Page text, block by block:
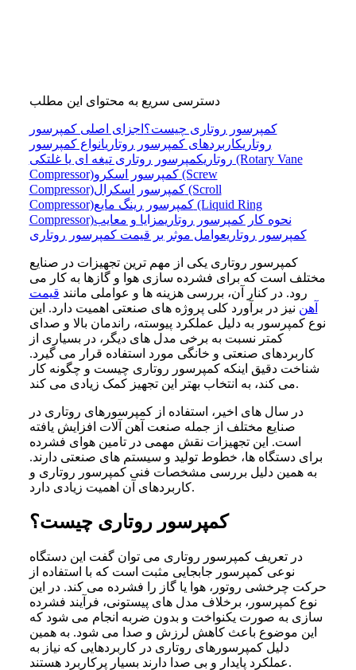
دسترسی سریع به محتوای این مطلب
کمپرسور روتاری چیست؟ اجزای اصلی کمپرسور
روتاریکاربردهای کمپرسور روتاریانواع کمپرسور
روتاریکمپرسور روتاری تیغه ای یا غلتکی (Rotary Vane
Compressor)کمپرسور اسکرو (Screw
Compressor)کمپرسور اسکرال (Scroll
Compressor)کمپرسور رینگ مایع (Liquid Ring
Compressor)
نحوه کار کمپرسور روتاریمزایا و معایب
کمپرسور روتاریعوامل موثر بر قیمت کمپرسور روتاری
کمپرسور روتاری یکی از مهم ترین تجهیزات در صنایع
مختلف است که برای فشرده سازی هوا و گازها به کار می
رود. در کنار آن، بررسی هزینه ها و عواملی مانند قیمت
آهن نیز در برآورد کلی پروژه های صنعتی اهمیت دارد. این
نوع کمپرسور به دلیل عملکرد پیوسته، راندمان بالا و صدای
کمتر نسبت به برخی مدل های دیگر، در بسیاری از
کاربردهای صنعتی و خانگی مورد استفاده قرار می گیرد.
شناخت دقیق اینکه کمپرسور روتاری چیست و چگونه کار
می کند، به انتخاب بهتر این تجهیز کمک زیادی می کند.
در سال های اخیر، استفاده از کمپرسورهای روتاری در
صنایع مختلف از جمله صنعت آهن آلات افزایش یافته
است. این تجهیزات نقش مهمی در تامین هوای فشرده
برای دستگاه ها، خطوط تولید و سیستم های صنعتی دارند.
به همین دلیل بررسی مشخصات فنی کمپرسور روتاری و
کاربردهای آن اهمیت زیادی دارد.
کمپرسور روتاری چیست؟
در تعریف کمپرسور روتاری می توان گفت این دستگاه
نوعی کمپرسور جابجایی مثبت است که با استفاده از
حرکت چرخشی روتور، هوا یا گاز را فشرده می کند. در این
نوع کمپرسور، برخلاف مدل های پیستونی، فرآیند فشرده
سازی به صورت یکنواخت و بدون ضربه انجام می شود که
این موضوع باعث کاهش لرزش و صدا می شود. به همین
دلیل کمپرسورهای روتاری در کاربردهایی که نیاز به
عملکرد پایدار و بی صدا دارند بسیار پرکاربرد هستند.